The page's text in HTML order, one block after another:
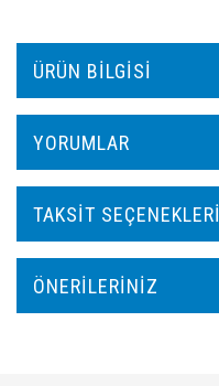
ÜRÜN BILGISI
YORUMLAR
TAKSIT SEÇENEKLERI
ÖNERILERINIZ